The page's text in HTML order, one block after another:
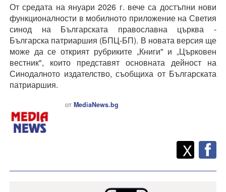
От средата на януари 2026 г. вече са достъпни нови
функционалности в мобилното приложение на Светия
синод на Българската православна църква -
Българска патриаршия (БПЦ-БП). В новата версия ще
може да се открият рубриките „Книги" и „Църковен
вестник", които представят основната дейност на
Синодалното издателство, съобщиха от Българската
патриаршия.
от MediaNews.bg
Споделете
X